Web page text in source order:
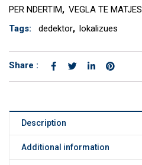
PER NDERTIM, VEGLA TE MATJES
Tags:
dedektor, lokalizues
Share :
Description
Additional information